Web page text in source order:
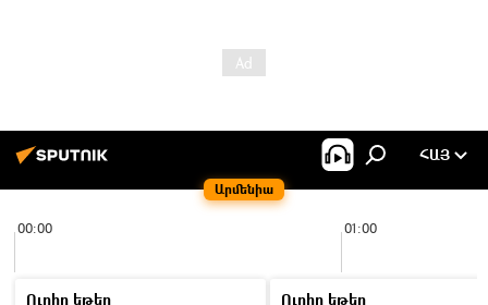
Արմենիա
ՀԱՅ
00:00 01:00
Ուղիղ եթեր
Ուղիղ եթեր